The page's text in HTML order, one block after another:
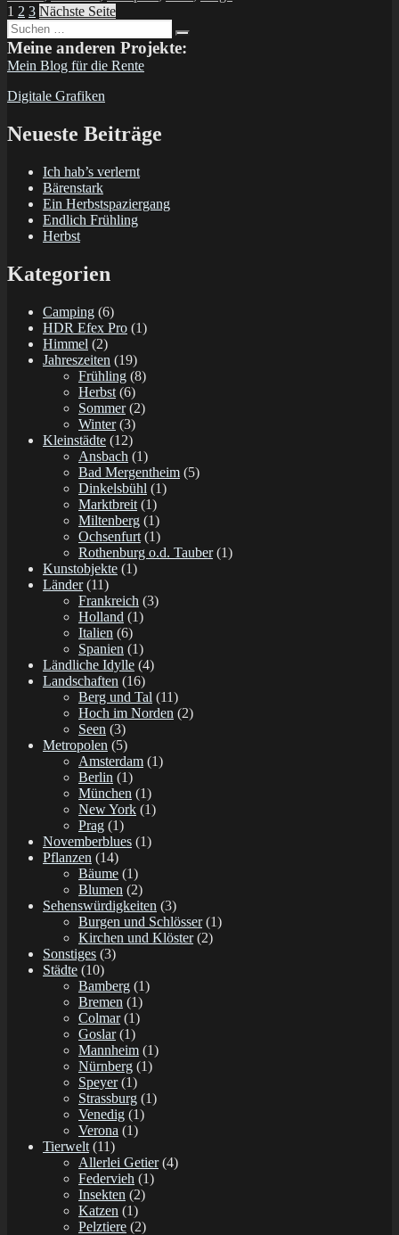
Seitennummerierung
der
Beiträge
Seite
1 Seite
2 Seite
3 Nächste Seite
Suchen
nach:
Meine anderen Projekte:
Mein Blog für die Rente
Digitale Grafiken
Neueste Beiträge
Ich hab’s verlernt
Bärenstark
Ein Herbstspaziergang
Endlich Frühling
Herbst
Kategorien
Camping (6)
HDR Efex Pro (1)
Himmel (2)
Jahreszeiten (19)
Frühling (8)
Herbst (6)
Sommer(2)
Winter(3)
Kleinstädte (12)
Ansbach (1)
Bad Mergentheim (5)
Dinkelsbühl (1)
Marktbreit (1)
Miltenberg (1)
Ochsenfurt (1)
Rothenburg o.d. Tauber(1)
Kunstobjekte (1)
Länder(11)
Frankreich (3)
Holland (1)
Italien (6)
Spanien (1)
Ländliche Idylle (4)
Landschaften (16)
Berg und Tal (11)
Hoch im Norden (2)
Seen (3)
Metropolen (5)
Amsterdam (1)
Berlin (1)
München (1)
New York (1)
Prag (1)
Novemberblues (1)
Pflanzen (14)
Bäume (1)
Blumen (2)
Sehenswürdigkeiten (3)
Burgen und Schlösser(1)
Kirchen und Klöster(2)
Sonstiges (3)
Städte (10)
Bamberg (1)
Bremen (1)
Colmar(1)
Goslar(1)
Mannheim (1)
Nürnberg (1)
Speyer(1)
Strassburg (1)
Venedig (1)
Verona (1)
Tierwelt (11)
Allerlei Getier(4)
Federvieh (1)
Insekten (2)
Katzen (1)
Pelztiere (2)